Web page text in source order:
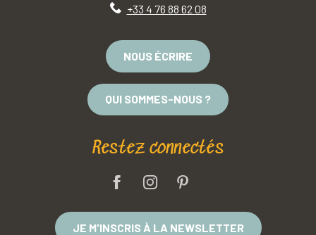
+33 4 76 88 62 08
NOUS ÉCRIRE
QUI SOMMES-NOUS ?
Restez connectés
JE M'INSCRIS À LA NEWSLETTER